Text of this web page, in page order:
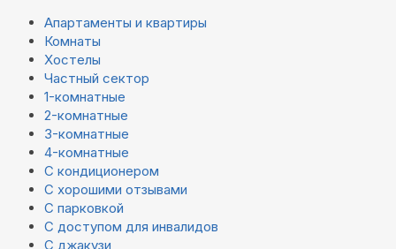
Апартаменты и квартиры
Комнаты
Хостелы
Частный сектор
1-комнатные
2-комнатные
3-комнатные
4-комнатные
С кондиционером
С хорошими отзывами
С парковкой
С доступом для инвалидов
С джакузи